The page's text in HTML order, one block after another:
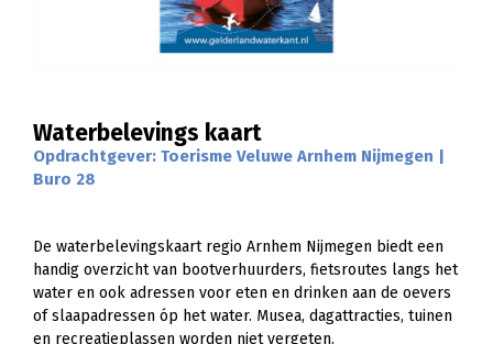
Waterbelevings kaart
Opdrachtgever: Toerisme Veluwe Arnhem Nijmegen |
Buro 28
De waterbelevingskaart regio Arnhem Nijmegen biedt een
handig overzicht van bootverhuurders, fietsroutes langs het
water en ook adressen voor eten en drinken aan de oevers
of slaapadressen óp het water. Musea, dagattracties, tuinen
en recreatieplassen worden niet vergeten.